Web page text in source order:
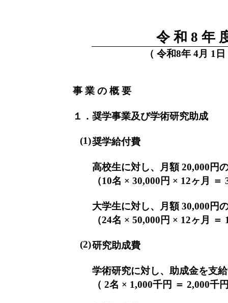
令 和 8 年
（ 令和8年 4月 1
事 業 の 概 要
１．奨学事業及び学術研究助成
(1)奨学給付費
高校生に対し、月額 20,000円
（10名 × 30,000円 × 12ヶ月 ＝
大学生に対し、月額 30,000円
（24名 × 50,000円 × 12ヶ月 ＝
(2)研究助成費
学術研究に対し、助成金を支
（ 2名 × 1,000千円 ＝ 2,000千